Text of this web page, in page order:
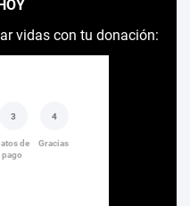
vidas con tu donación: